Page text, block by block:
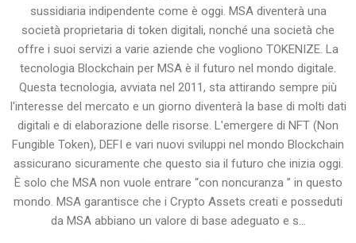
sussidiaria indipendente come è oggi. MSA diventerà una
società proprietaria di token digitali, nonché una società che
offre i suoi servizi a varie aziende che vogliono TOKENIZE. La
tecnologia Blockchain per MSA è il futuro nel mondo digitale.
Questa tecnologia, avviata nel 2011, sta attirando sempre più
l'interesse del mercato e un giorno diventerà la base di molti dati
digitali e di elaborazione delle risorse. L'emergere di NFT (Non
Fungible Token), DEFI e vari nuovi sviluppi nel mondo Blockchain
assicurano sicuramente che questo sia il futuro che inizia oggi.
È solo che MSA non vuole entrare “con noncuranza ” in questo
mondo. MSA garantisce che i Crypto Assets creati e posseduti
da MSA abbiano un valore di base adeguato e s...